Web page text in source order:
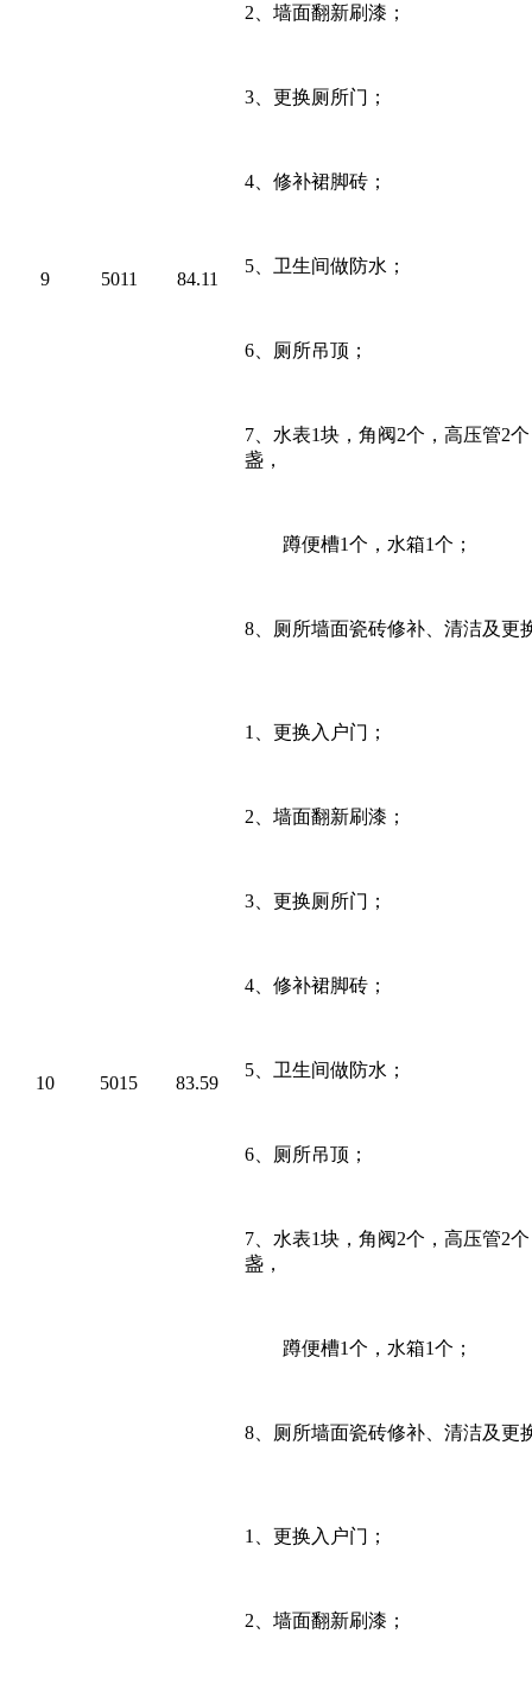
9 5011 84.11
2、墙面翻新刷漆；
3、更换厕所门；
4、修补裙脚砖；
5、 卫生间做防水；
6、 厕所吊顶；
7、 水表1块，角阀2个，高压管2
盏，
蹲便槽1个，水箱1个；
8 、厕所墙面瓷砖修补、清洁及更
10 5015 83.59
1、更换入户门；
2、墙面翻新刷漆；
3、更换厕所门；
4、修补裙脚砖；
5、 卫生间做防水；
6、 厕所吊顶；
7、 水表1块，角阀2个，高压管2
盏，
蹲便槽1个，水箱1个；
8、 厕所墙面瓷砖修补、清洁及更
1、更换入户门；
2、墙面翻新刷漆；